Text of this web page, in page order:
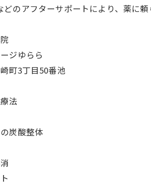
のアフターサポートにより、薬に
ジゆらら
町3丁目50番池
法
炭酸整体